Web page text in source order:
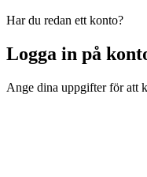
Har du redan ett konto?
Logga in på
Ange dina uppgifter för att